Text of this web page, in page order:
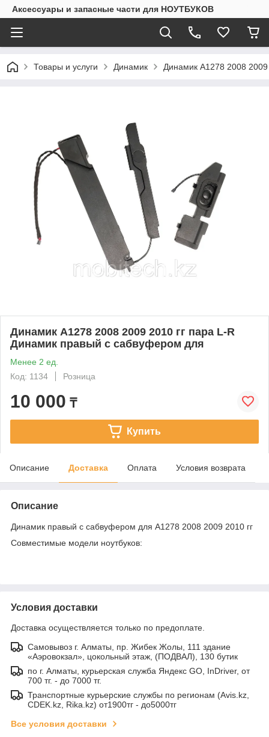
Аксессуары и запасные части для НОУТБУКОВ
Товары и услуги Динамик Динамик A1278 2008
Динамик A1278 2008 2009 2010 гг пара L-R
Динамик правый с сабвуфером для
Менее 2 ед.
Код: 1134
Розница
10 000 ₸
Купить
Описание Доставка Оплата Условия возврата
Описание
Динамик правый с сабвуфером для A1278 2008 2009 2010 гг
Совместимые модели ноутбуков:
Условия доставки
Доставка осуществляется только по предоплате.
Самовывоз г. Алматы, пр. Жибек Жолы, 111 здание
«Аэровокзал», цокольный этаж, (ПОДВАЛ), 130 бутик
по г. Алматы, курьерская служба Яндекс GO, InDriver, от
700 тг. - до 7000 тг.
Транспортные курьерские службы по регионам (Avis.kz,
CDEK.kz, Rika.kz) от1900тг - до5000тг
Все условия доставки